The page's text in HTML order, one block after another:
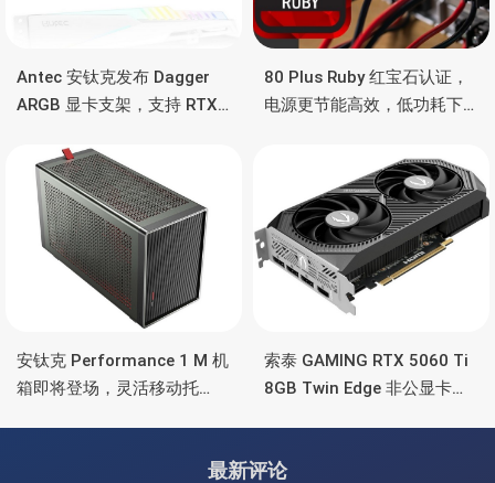
Antec 安钛克发布 Dagger
ARGB 显卡支架，支持 RTX
彩灯效
80 Plus Ruby 红宝石认证，
电源更节能高效，低功耗下
安钛克 Performance 1 M 机
箱即将登场，灵活移动托
索泰 GAMING RTX 5060 Ti
8GB Twin Edge 非公显卡，
最新评论